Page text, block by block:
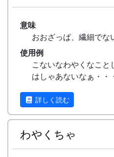
意味
おおざっぱ、繊細でな
使用例
こないなわやくなこと
はしゃあないなぁ・・
詳しく読む
わやくちゃ